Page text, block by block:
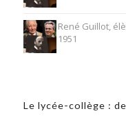
René Guillot,
1951
Le lycée-collège :